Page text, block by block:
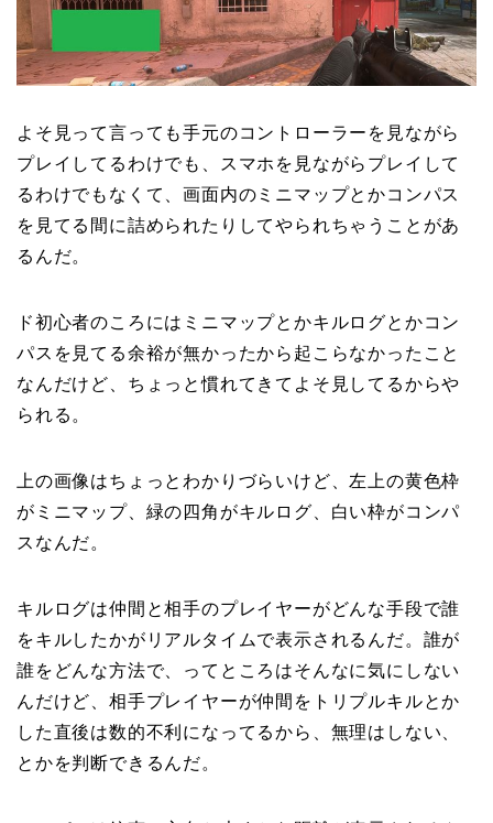
よそ見って言っても手元のコントローラーを見ながら
プレイしてるわけでも、スマホを見ながらプレイして
るわけでもなくて、画面内のミニマップとかコンパス
を見てる間に詰められたりしてやられちゃうことがあ
るんだ。
ド初心者のころにはミニマップとかキルログとかコン
パスを見てる余裕が無かったから起こらなかったこと
なんだけど、ちょっと慣れてきてよそ見してるからや
られる。
上の画像はちょっとわかりづらいけど、左上の黄色枠
がミニマップ、緑の四角がキルログ、白い枠がコンパ
スなんだ。
キルログは仲間と相手のプレイヤーがどんな手段で誰
をキルしたかがリアルタイムで表示されるんだ。誰が
誰をどんな方法で、ってところはそんなに気にしない
んだけど、相手プレイヤーが仲間をトリプルキルとか
した直後は数的不利になってるから、無理はしない、
とかを判断できるんだ。